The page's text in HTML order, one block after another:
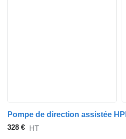
328 € HT